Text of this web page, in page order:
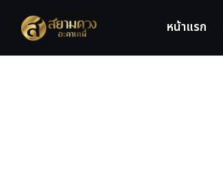
content
หน้าแรก